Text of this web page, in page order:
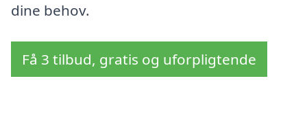
dine behov.
Få 3 tilbud, gratis og uforpligtende